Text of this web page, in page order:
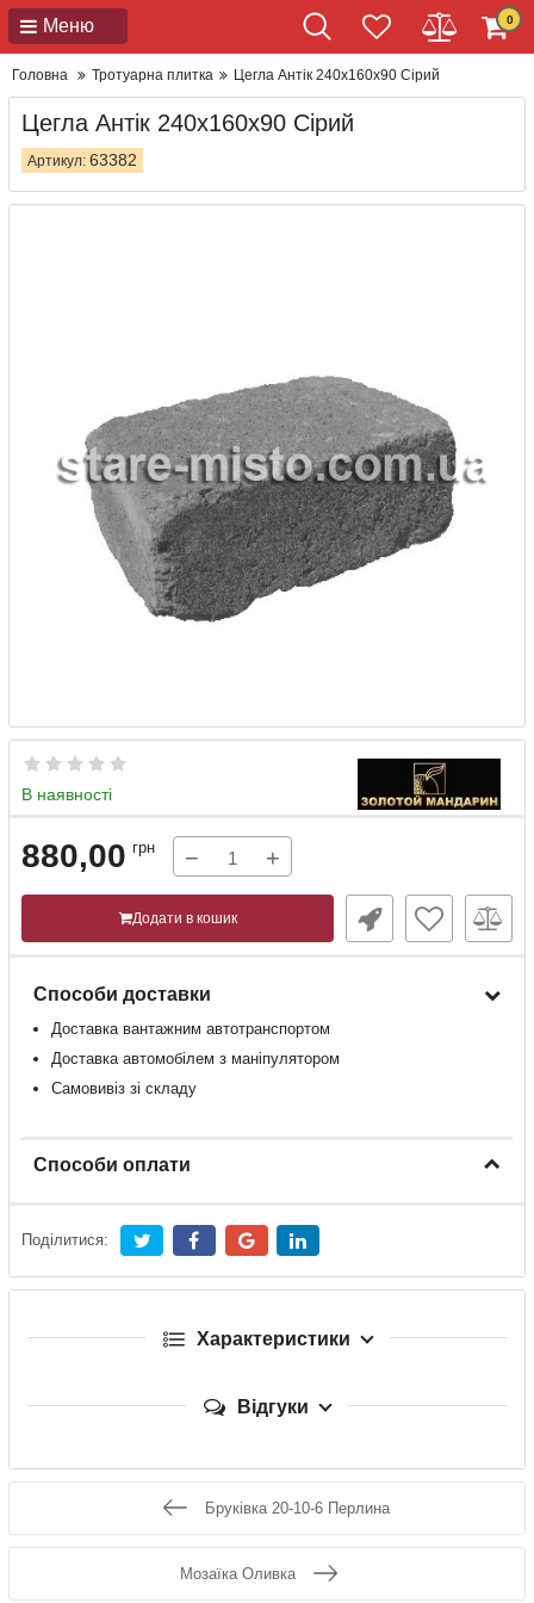
Меню 0
Головна Тротуарна плитка Цегла Антік 240x160x90 Сірий
Цегла Антік 240x160x90 Сірий
Артикул: 63382
В наявності
880,00 грн − +
Додати в кошик
Способи доставки
Доставка вантажним автотранспортом
Доставка автомобілем з маніпулятором
Самовивіз зі складу
Способи оплати
Поділитися:
Характеристики
Відгуки
Бруківка 20-10-6 Перлина
Мозаїка Оливка